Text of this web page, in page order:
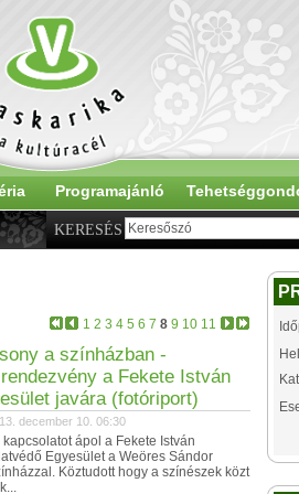
Programajánló
KERESÉS
1 2 3 4 5 6 7 8 9 10 11
a színházban -
a Fekete István
javára (fotóriport)
december 10. 06:30
kapcsolatot ápol a Fekete István
Egyesület a Weöres Sándor
Köztudott hogy a színészek közt